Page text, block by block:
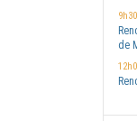
9h30
de